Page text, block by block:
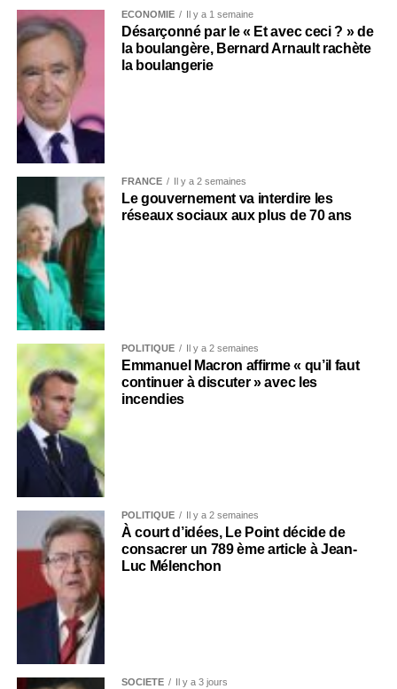
ECONOMIE Il y a 1 semaine
Désarçonné par le « Et avec ceci ? » de
la boulangère, Bernard Arnault rachète
la boulangerie
FRANCE Il y a 2 semaines
Le gouvernement va interdire les
réseaux sociaux aux plus de 70 ans
POLITIQUE Il y a 2 semaines
Emmanuel Macron affirme « qu’il faut
continuer à discuter » avec les
incendies
POLITIQUE Il y a 2 semaines
À court d’idées, Le Point décide de
consacrer un 789 ème article à Jean-
Luc Mélenchon
SOCIÉTÉ Il y a 3 jours